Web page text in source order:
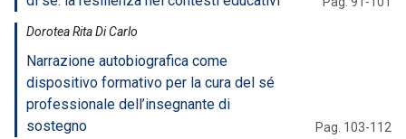
Dorotea Rita Di Carlo
Narrazione autobiografica come
dispositivo formativo per la cura del sé
professionale dell’insegnante di
sostegno
Pag. 103-112